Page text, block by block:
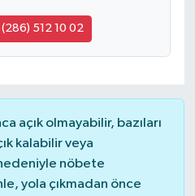
512 10 02
açık olmayabilir, bazıları
kalabilir veya
nöbete
yola çıkmadan önce